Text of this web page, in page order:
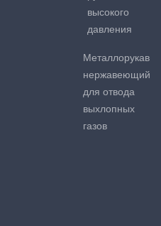
высокого
давления
Металлорукав
нержавеющий
для отвода
выхлопных
газов